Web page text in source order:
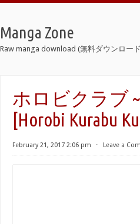
Manga Zone
Raw manga download (無料ダウンロー
ホロビクラブ
[Horobi Kurabu
February 21, 2017 2:06 pm ⋅ Leave a